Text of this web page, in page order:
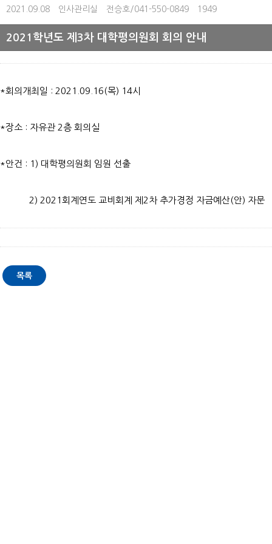
2021.09.08 인사관리실 전승호/041-550-0849 1949
2021학년도 제3차 대학평의원회 회의 안내
*회의개최일 : 2021.09.16(목) 14시
*장소 : 자유관 2층 회의실
*안건 : 1) 대학평의원회 임원 선출
2) 2021회계연도 교비회계 제2차 추가경정 자금예산(안) 자문